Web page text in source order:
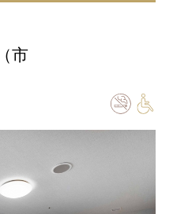
側）
市